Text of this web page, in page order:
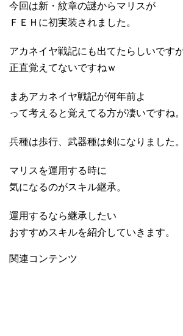
今回は新・紋章の謎からマリスが
ＦＥＨに初実装されました。
アカネイヤ戦記にも出てたらしいです
正直覚えてないですねｗ
まあアカネイヤ戦記が何年前よ
って考えると覚えてる方が凄いですね。
兵種は歩行、武器種は剣になりました。
マリスを運用する時に
気になるのがスキル継承。
運用するなら継承したい
おすすめスキルを紹介していきます。
関連コンテンツ